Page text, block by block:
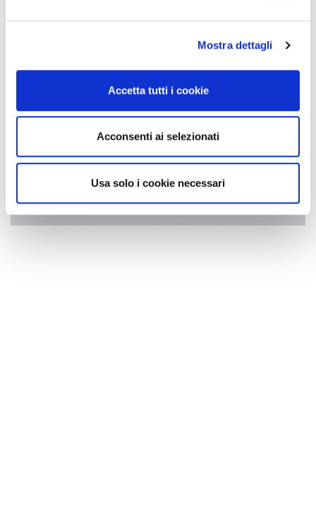
Mostra dettagli
Accetta tutti i cookie
Acconsenti ai selezionati
Usa solo i cookie necessari